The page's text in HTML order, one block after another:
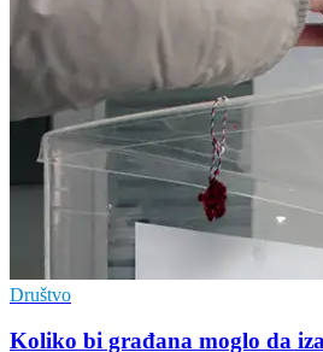
Društvo
Koliko bi građana moglo da